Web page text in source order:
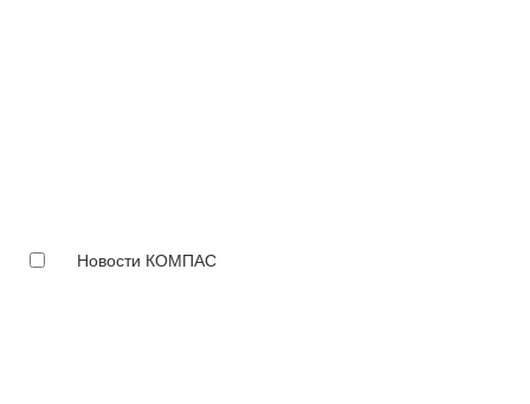
Новости КОМПАС